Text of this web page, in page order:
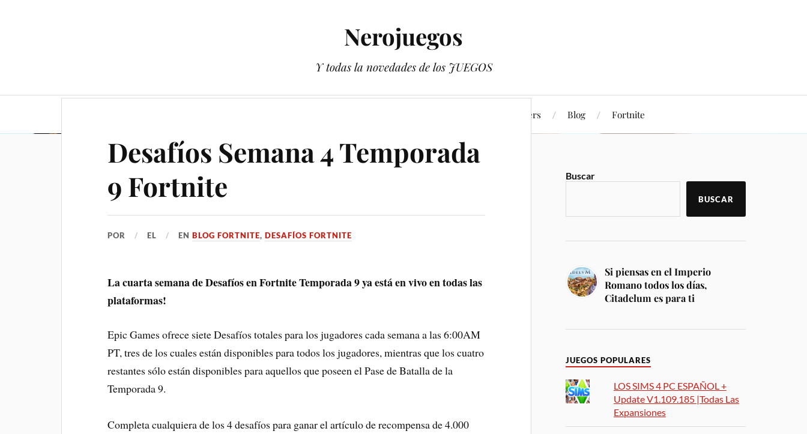
Nerojuegos
Y todas la novedades de los JUEGOS
Los libros de los Youtubers Blog Fortnite
Desafíos Semana 4 Temporada
9 Fortnite
POR EL ENBLOG FORTNITE,DESAFÍOS FORTNITE
La cuarta semana de Desafíos en Fortnite Temporada 9 ya está en vivo en todas las
plataformas!
Epic Games ofrece siete Desafíos totales para los jugadores cada semana a las 6:00AM
PT, tres de los cuales están disponibles para todos los jugadores, mientras que los cuatro
restantes sólo están disponibles para aquellos que poseen el Pase de Batalla de la
Temporada 9.
Completa cualquiera de los 4 desafíos para ganar el artículo de recompensa de 4.000
Buscar
BUSCAR
Si piensas en el Imperio
Romano todos los días,
Citadelum es para ti
JUEGOS POPULARES
LOS SIMS 4 PC ESPAÑOL +
Update V1.109.185 |Todas Las
Expansiones